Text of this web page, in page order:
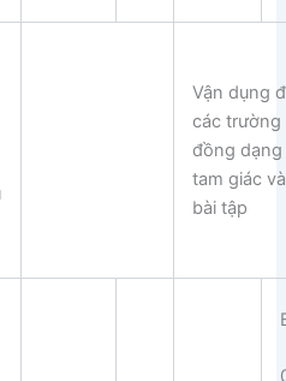
Vận dụng
các trường
đồng dạng
tam giác
bài tập